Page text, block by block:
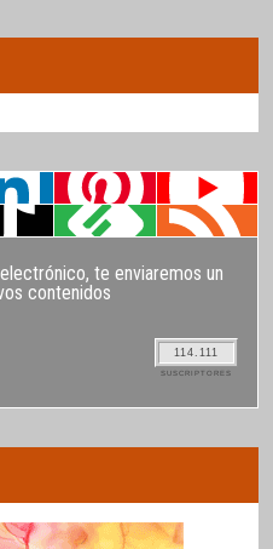
te enviaremos un
contenidos
114.111
SUSCRIPTORES